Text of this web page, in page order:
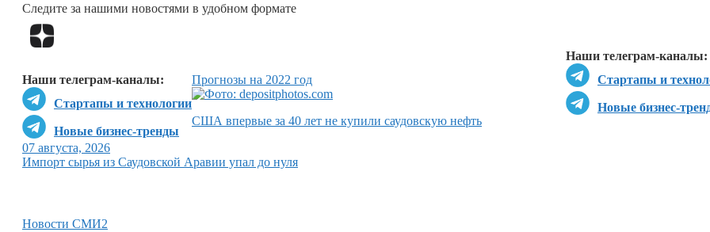
Следите за нашими новостями в удобном формате
Наши телеграм-каналы:
Стартапы и
Новые бизнес-
Наши телеграм-каналы:
Стартапы и технологии
Новые бизнес-тренды
Прогнозы на 2022 год
США впервые за 40 лет не купили саудовскую нефть
07 августа, 2026
Импорт сырья из Саудовской Аравии упал до нуля
Новости СМИ2